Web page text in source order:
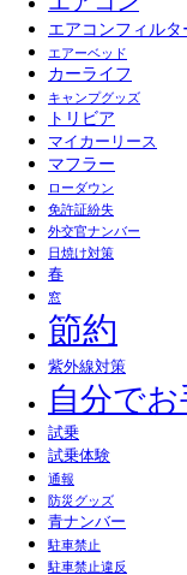
エアコンフィルタ
エアーベッド
カーライフ
キャンプグッズ
トリビア
マイカーリース
マフラー
ローダウン
免許証紛失
外交官ナンバー
日焼け対策
春
窓
節約
紫外線対策
自分で
試乗
試乗体験
通報
防災グッズ
青ナンバー
駐車禁止
駐車禁止違反